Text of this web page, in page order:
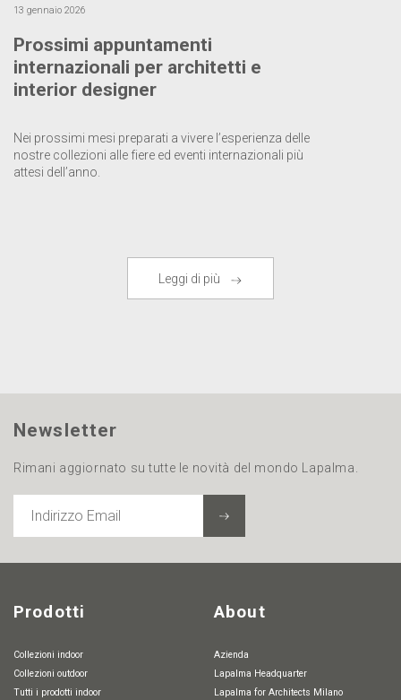
13 gennaio 2026
Prossimi appuntamenti
internazionali per architetti e
interior designer
Nei prossimi mesi preparati a vivere l’esperienza delle
nostre collezioni alle fiere ed eventi internazionali più
attesi dell’anno.
Leggi di più
Newsletter
Rimani aggiornato su tutte le novità del mondo Lapalma.
EMAIL
Prodotti
Collezioni indoor
Collezioni outdoor
Tutti i prodotti indoor
About
Azienda
Lapalma Headquarter
Lapalma for Architects Milano